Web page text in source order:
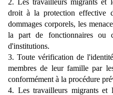
droit à la protection effective
dommages corporels, les
la part de fonctionnaires ou
d'institutions.
3. Toute vérification de
membres de leur famille par
conformément à la procédure
4. Les travailleurs migrants et